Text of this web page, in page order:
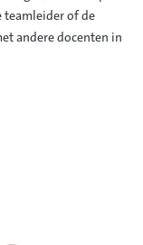
teamleider of de
andere docenten in